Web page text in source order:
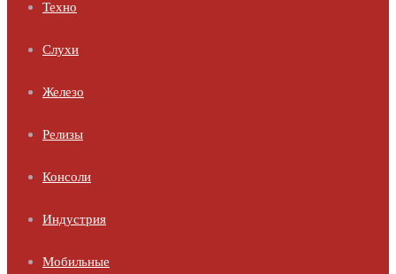
Техно
Слухи
Железо
Релизы
Консоли
Индустрия
Мобильные